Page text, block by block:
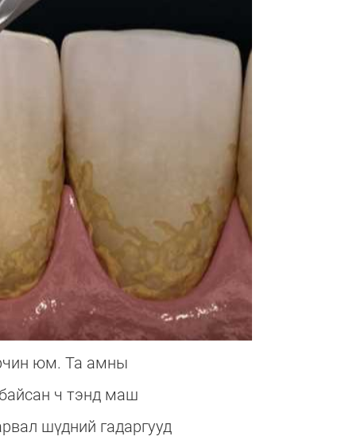
юм. Та амны
ч тэнд маш
шүдний гадаргууд